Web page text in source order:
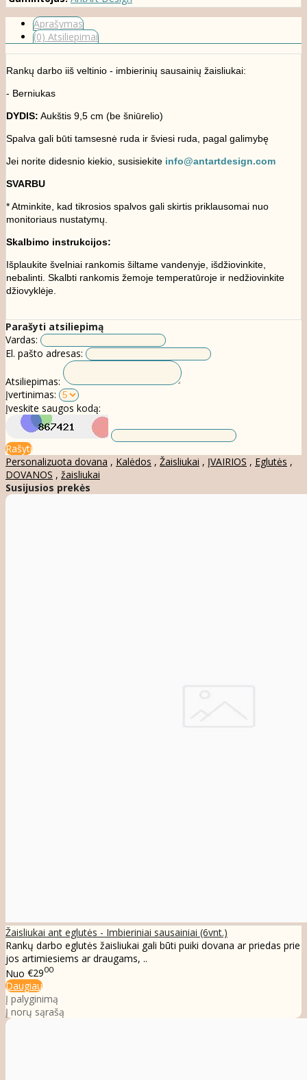
Aprašymas
(0) Atsiliepimai
Rankų darbo iiš veltinio - imbierinių sausainių žaisliukai:
- Berniukas
DYDIS: Aukštis 9,5 cm (be šniūrelio)
Spalva gali būti tamsesnė ruda ir šviesi ruda, pagal galimybę
Jei norite didesnio kiekio, susisiekite info@antartdesign.com
SVARBU
* Atminkite, kad tikrosios spalvos gali skirtis priklausomai nuo
monitoriaus nustatymų.
Skalbimo instrukcijos:
Išplaukite švelniai rankomis šiltame vandenyje, išdžiovinkite,
nebalinti. Skalbti rankomis žemoje temperatūroje ir nedžiovinkite
džiovyklėje.
Parašyti atsiliepimą
Vardas:
El. pašto adresas:
Atsiliepimas:
Įvertinimas:
Įveskite saugos kodą:
Rašyti
Personalizuota dovana , Kalėdos , Žaisliukai , ĮVAIRIOS , Eglutės ,
DOVANOS , žaisliukai
Susijusios prekės
Žaisliukai ant eglutės - Imbieriniai sausainiai (6vnt.)
Rankų darbo eglutės žaisliukai gali būti puiki dovana ar priedas prie
jos artimiesiems ar draugams, ..
Nuo €2900
Daugiau
Į palyginimą
Į norų sąrašą